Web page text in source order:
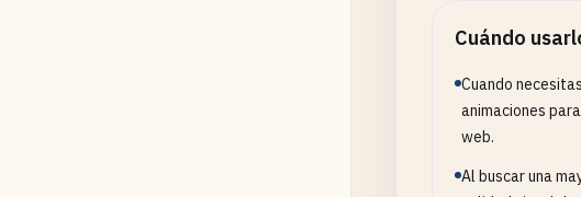
Cuándo
Cuando
animaciones
web.
Al buscar una